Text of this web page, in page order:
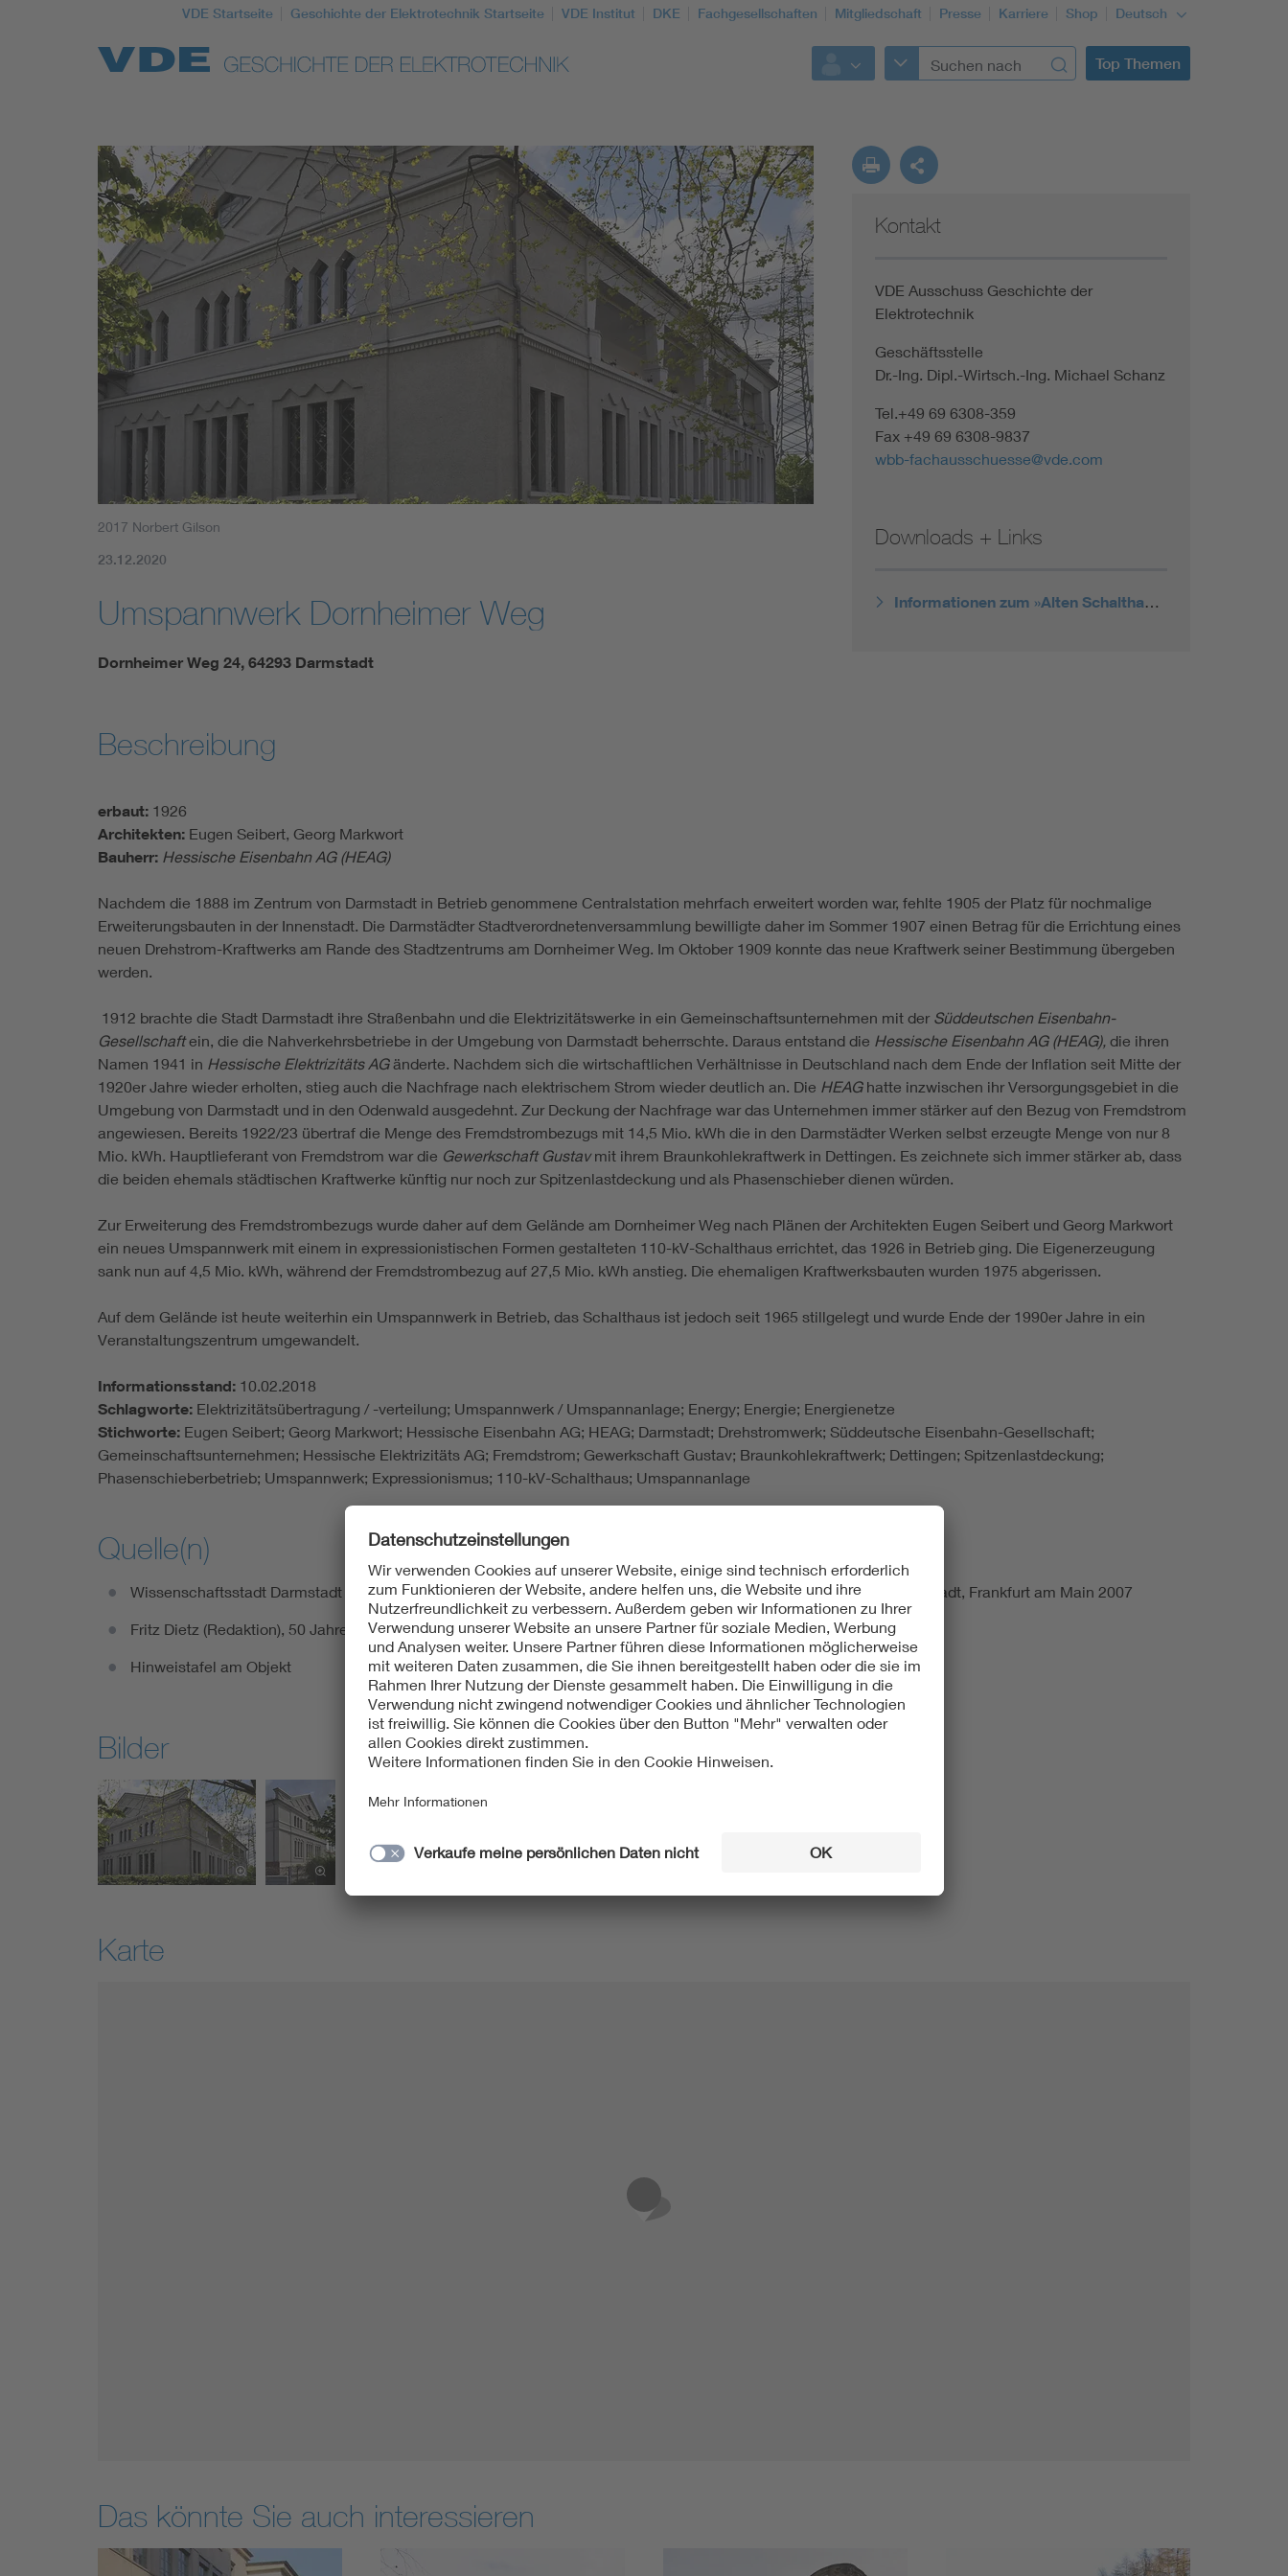
VDE Startseite Geschichte der Elektrotechnik Startseite VDE Institut DKE Fachgesellschaften Mitgliedschaft Presse Karriere Shop Deutsch
Top Themen
Top Themen
Weitere Themen
2017 Norbert Gilson
23.12.2020
Umspannwerk Dornheimer Weg
Dornheimer Weg 24, 64293 Darmstadt
Kontakt
VDE Ausschuss Geschichte der
Elektrotechnik
Geschäftsstelle
Dr.-Ing. Dipl.-Wirtsch.-Ing. Michael Schanz
Tel.+49 69 6308-359
Fax +49 69 6308-9837
wbb-fachausschuesse@vde.com
Downloads + Links
Informationen zum »Alten Schalthaus«
Beschreibung
erbaut: 1926
Architekten: Eugen Seibert, Georg Markwort
Bauherr: Hessische Eisenbahn AG (HEAG)
Nachdem die 1888 im Zentrum von Darmstadt in Betrieb genommene Centralstation mehrfach erweitert worden war, fehlte 1905 der Platz für nochmalige
Erweiterungsbauten in der Innenstadt. Die Darmstädter Stadtverordnetenversammlung bewilligte daher im Sommer 1907 einen Betrag für die Errichtung eines
neuen Drehstrom-Kraftwerks am Rande des Stadtzentrums am Dornheimer Weg. Im Oktober 1909 konnte das neue Kraftwerk seiner Bestimmung übergeben
werden.
1912 brachte die Stadt Darmstadt ihre Straßenbahn und die Elektrizitätswerke in ein Gemeinschaftsunternehmen mit der Süddeutschen Eisenbahn-
Gesellschaftein, die die Nahverkehrsbetriebe in der Umgebung von Darmstadt beherrschte. Daraus entstand die Hessische Eisenbahn AG (HEAG), die ihren
Namen 1941 in Hessische Elektrizitäts AGänderte. Nachdem sich die wirtschaftlichen Verhältnisse in Deutschland nach dem Ende der Inflation seit Mitte der
1920er Jahre wieder erholten, stieg auch die Nachfrage nach elektrischem Strom wieder deutlich an. Die HEAGhatte inzwischen ihr Versorgungsgebiet in die
Umgebung von Darmstadt und in den Odenwald ausgedehnt. Zur Deckung der Nachfrage war das Unternehmen immer stärker auf den Bezug von Fremdstrom
angewiesen. Bereits 1922/23 übertraf die Menge des Fremdstrombezugs mit 14,5 Mio. kWh die in den Darmstädter Werken selbst erzeugte Menge von nur 8
Mio. kWh. Hauptlieferant von Fremdstrom war die Gewerkschaft Gustavmit ihrem Braunkohlekraftwerk in Dettingen. Es zeichnete sich immer stärker ab, dass
die beiden ehemals städtischen Kraftwerke künftig nur noch zur Spitzenlastdeckung und als Phasenschieber dienen würden.
Zur Erweiterung des Fremdstrombezugs wurde daher auf dem Gelände am Dornheimer Weg nach Plänen der Architekten Eugen Seibert und Georg Markwort
ein neues Umspannwerk mit einem in expressionistischen Formen gestalteten 110-kV-Schalthaus errichtet, das 1926 in Betrieb ging. Die Eigenerzeugung
sank nun auf 4,5 Mio. kWh, während der Fremdstrombezug auf 27,5 Mio. kWh anstieg. Die ehemaligen Kraftwerksbauten wurden 1975 abgerissen.
Auf dem Gelände ist heute weiterhin ein Umspannwerk in Betrieb, das Schalthaus ist jedoch seit 1965 stillgelegt und wurde Ende der 1990er Jahre in ein
Veranstaltungszentrum umgewandelt.
Informationsstand: 10.02.2018
Schlagworte: Elektrizitätsübertragung / -verteilung; Umspannwerk / Umspannanlage; Energy; Energie; Energienetze
Stichworte: Eugen Seibert; Georg Markwort; Hessische Eisenbahn AG; HEAG; Darmstadt; Drehstromwerk; Süddeutsche Eisenbahn-Gesellschaft;
Gemeinschaftsunternehmen; Hessische Elektrizitäts AG; Fremdstrom; Gewerkschaft Gustav; Braunkohlekraftwerk; Dettingen; Spitzenlastdeckung;
Phasenschieberbetrieb; Umspannwerk; Expressionismus; 110-kV-Schalthaus; Umspannanlage
Quelle(n)
Wissenschaftsstadt Darmstadt [Hrsg.], Route der Industriekultur Rhein-Main. Darmstadt Süd. Hauptbahnhof bis Eberstadt, Frankfurt am Main 2007
Fritz Dietz (Redaktion), 50 Jahre HEAG. 1912 - 1962, Stuttgart 1962
Hinweistafel am Objekt
Bilder
Karte
Das könnte Sie auch interessieren